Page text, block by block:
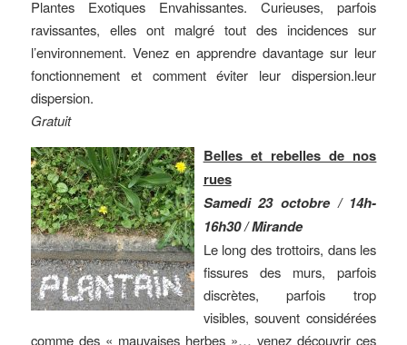
Plantes Exotiques Envahissantes. Curieuses, parfois
ravissantes, elles ont malgré tout des incidences sur
l’environnement. Venez en apprendre davantage sur leur
fonctionnement et comment éviter leur dispersion.leur
dispersion.
Gratuit
Belles et rebelles de nos
rues
Samedi 23 octobre / 14h-
16h30 / Mirande
Le long des trottoirs, dans les
fissures des murs, parfois
discrètes, parfois trop
visibles, souvent considérées
comme des « mauvaises herbes »… venez découvrir ces